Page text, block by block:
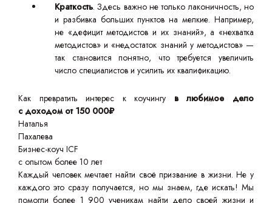
Краткость. Здесь важно не только лаконичность, но
и разбивка больших пунктов на мелкие. Например,
не «дефицит методистов и их знаний», а «нехватка
методистов» и «недостаток знаний у методистов» —
так становится понятно, что требуется увеличить
число специалистов и усилить их квалификацию.
Как превратить интерес к коучингу в любимое дело
с доходом от 150 000₽
Наталья
Пахалева
Бизнес-коуч ICF
с опытом более 10 лет
Каждый человек мечтает найти своё призвание в жизни. Не у
каждого это сразу получается, но мы знаем, где искать! Мы
помогли более 1 900 ученикам найти дело своей жизни и